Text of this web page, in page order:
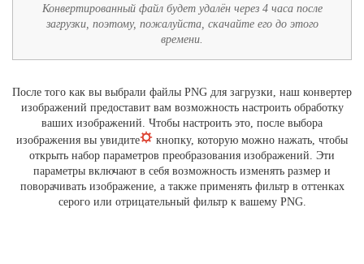
Конвертированный файл будет удалён через 4 часа после
загрузки, поэтому, пожалуйста, скачайте его до этого
времени.
После того как вы выбрали файлы PNG для загрузки, наш конвертер
изображений предоставит вам возможность настроить обработку
ваших изображений. Чтобы настроить это, после выбора
изображения вы увидите
кнопку, которую можно нажать, чтобы
открыть набор параметров преобразования изображений. Эти
параметры включают в себя возможность изменять размер и
поворачивать изображение, а также применять фильтр в оттенках
серого или отрицательный фильтр к вашему PNG.